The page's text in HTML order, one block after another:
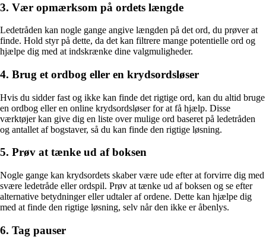
3. Vær opmærksom på ordets længde
Ledetråden kan nogle gange angive længden på det ord, du prøver at
finde. Hold styr på dette, da det kan filtrere mange potentielle ord og
hjælpe dig med at indskrænke dine valgmuligheder.
4. Brug et ordbog eller en krydsordsløser
Hvis du sidder fast og ikke kan finde det rigtige ord, kan du altid bruge
en ordbog eller en online krydsordsløser for at få hjælp. Disse
værktøjer kan give dig en liste over mulige ord baseret på ledetråden
og antallet af bogstaver, så du kan finde den rigtige løsning.
5. Prøv at tænke ud af boksen
Nogle gange kan krydsordets skaber være ude efter at forvirre dig med
svære ledetråde eller ordspil. Prøv at tænke ud af boksen og se efter
alternative betydninger eller udtaler af ordene. Dette kan hjælpe dig
med at finde den rigtige løsning, selv når den ikke er åbenlys.
6. Tag pauser